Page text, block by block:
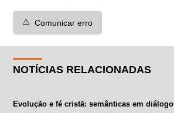
⚠️ Comunicar erro
NOTÍCIAS RELACIONADAS
Evolução e fé cristã: semânticas em diálogo